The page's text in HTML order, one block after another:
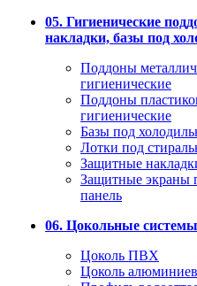
05. Гигиенические
накладки, базы под
Поддоны
гигиенические
Поддоны
гигиенические
Базы под
Лотки под
Защитные
Защитные экраны
панель
06. Цокольные системы
Цоколь ПВХ
Цоколь